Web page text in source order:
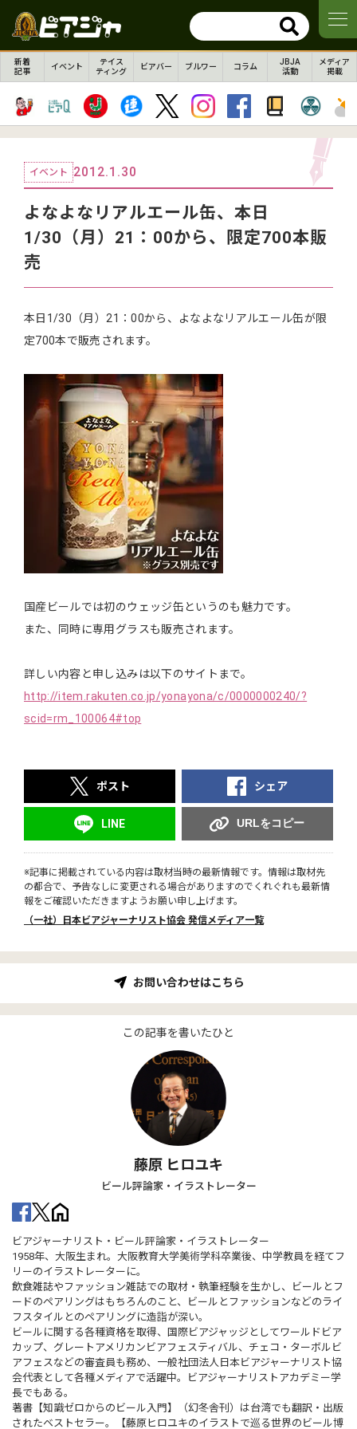
新着
記事
イベント
テイス
ティング
ビアバー ブルワー コラム
JBJA
活動
メディア
掲載
イベント 2012.1.30
よなよなリアルエール缶、本日
1/30（月）21：00から、限定700本販
売
本日1/30（月）21：00から、よなよなリアルエール缶が限
定700本で販売されます。
国産ビールでは初のウェッジ缶というのも魅力です。
また、同時に専用グラスも販売されます。
詳しい内容と申し込みは以下のサイトまで。
http://item.rakuten.co.jp/yonayona/c/0000000240/?
scid=rm_100064#top
ポスト シェア
LINE URLをコピー
※記事に掲載されている内容は取材当時の最新情報です。情報は取材先
の都合で、予告なしに変更される場合がありますのでくれぐれも最新情
報をご確認いただきますようお願い申し上げます。
（一社）日本ビアジャーナリスト協会 発信メディア一覧
お問い合わせはこちら
この記事を書いたひと
藤原 ヒロユキ
ビール評論家・イラストレーター
ビアジャーナリスト・ビール評論家・イラストレーター
1958年、大阪生まれ。大阪教育大学美術学科卒業後、中学教員を経てフ
リーのイラストレーターに。
飲食雑誌やファッション雑誌での取材・執筆経験を生かし、ビールとフ
ードのペアリングはもちろんのこと、ビールとファッションなどのライ
フスタイルとのペアリングに造詣が深い。
ビールに関する各種資格を取得、国際ビアジャッジとしてワールドビア
カップ、グレートアメリカンビアフェスティバル、チェコ・ターボルビ
アフェスなどの審査員も務め、一般社団法人日本ビアジャーナリスト協
会代表として各種メディアで活躍中。ビアジャーナリストアカデミー学
長でもある。
著書【知識ゼロからのビール入門】（幻冬舎刊）は台湾でも翻訳・出版
されたベストセラー。【藤原ヒロユキのイラストで巡る世界のビール博